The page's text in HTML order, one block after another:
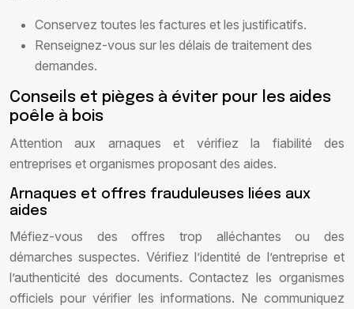
Conservez toutes les factures et les justificatifs.
Renseignez-vous sur les délais de traitement des
demandes.
Conseils et pièges à éviter pour les aides
poêle à bois
Attention aux arnaques et vérifiez la fiabilité des
entreprises et organismes proposant des aides.
Arnaques et offres frauduleuses liées aux
aides
Méfiez-vous des offres trop alléchantes ou des
démarches suspectes. Vérifiez l’identité de l’entreprise et
l’authenticité des documents. Contactez les organismes
officiels pour vérifier les informations. Ne communiquez